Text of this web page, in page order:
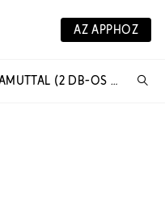
AZ APPHOZ
HOSSZÚ UJJÚ PÓLÓ BIO-PAMUTTAL (2 DB-OS CSOMAG)